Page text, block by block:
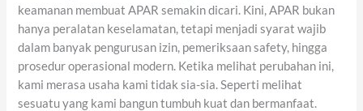
keamanan membuat APAR semakin dicari. Kini, APAR bukan
hanya peralatan keselamatan, tetapi menjadi syarat wajib
dalam banyak pengurusan izin, pemeriksaan safety, hingga
prosedur operasional modern. Ketika melihat perubahan ini,
kami merasa usaha kami tidak sia-sia. Seperti melihat
sesuatu yang kami bangun tumbuh kuat dan bermanfaat.